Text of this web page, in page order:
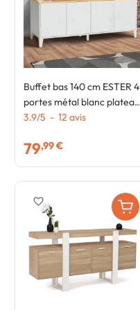
Buffet bas 140 cm ESTER 4
portes métal blanc plateau
bois design industriel
3.9/5 - 12 avis
79,99 €
favorite_border